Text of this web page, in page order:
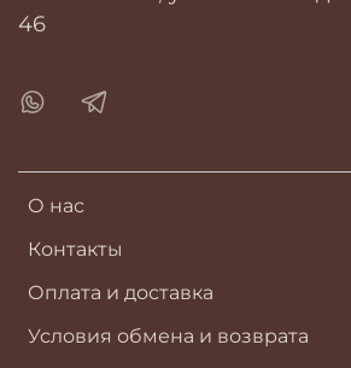
О нас
Контакты
Оплата и доставка
Условия обмена и возврата
46